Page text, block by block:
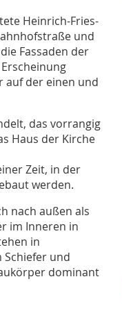
Heinrich-Fries-
und
Fassaden der
auf der einen und
das vorrangig
Haus der Kirche
Zeit, in der
werden.
nach außen als
im Inneren in
in
und
dominant